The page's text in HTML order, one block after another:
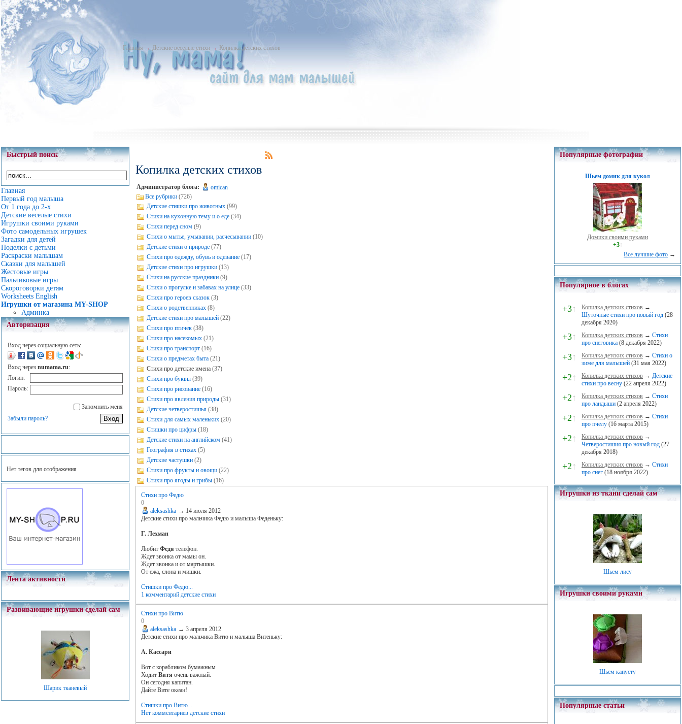
Главная → Детские веселые стихи → Копилка детских стихов
Быстрый поиск
Главная
Первый год малыша
От 1 года до 2-х
Детские веселые стихи
Игрушки своими руками
Фото самодельных игрушек
Загадки для детей
Поделки с детьми
Раскраски малышам
Сказки для малышей
Жестовые игры
Пальчиковые игры
Скороговорки детям
Worksheets English
Игрушки от магазина MY-SHOP
Админка
Авторизация
Вход через социальную сеть:
Вход через numama.ru:
Логин:
Пароль:
Запомнить меня
Забыли пароль?
Нет тегов для отображения
Лента активности
Развивающие игрушки сделай сам
Шарик тканевый
Копилка детских стихов
Администратор блога:
omican
Все рубрики (726)
Детские стишки про животных (99)
Стихи на кухонную тему и о еде (34)
Стихи перед сном (9)
Стихи о мытье, умывании, расчесывании (10)
Детские стихи о природе (77)
Стихи про одежду, обувь и одевание (17)
Детские стихи про игрушки (13)
Стихи на русские праздники (9)
Стихи о прогулке и забавах на улице (33)
Стихи про героев сказок (3)
Стихи о родственниках (8)
Детские стихи про малышей (22)
Стихи про птичек (38)
Стихи про насекомых (21)
Стихи про транспорт (16)
Стихи о предметах быта (21)
Стихи про детские имена(37)
Стихи про буквы (39)
Стихи про рисование (16)
Стихи про явления природы (31)
Детские четверостишья (38)
Стихи для самых маленьких (20)
Стишки про цифры (18)
Детские стихи на английском (41)
География в стихах (5)
Детские частушки (2)
Стихи про фрукты и овощи (22)
Стихи про ягоды и грибы (16)
Стихи про Федю
0
aleksashka → 14 июля 2012
Детские стихи про мальчика Федю и малыша Феденьку:
Г. Лехман
ЛюбитФедя телефон.
Ждет звонка от мамы он.
Ждет звонка и от мартышки.
От ежа, слона и мишки.
Стишки про Федю...
1 комментарий детские стихи
Стихи про Витю
0
aleksashka →3 апреля 2012
Детские стихи про мальчика Витю и малыша Витеньку:
А. Кассари
Вот с корабликом бумажным
ХодитВитя очень важный.
Он сегодня капитан.
Дайте Вите океан!
Стишки про Витю...
Нет комментариев детские стихи
Популярные фотографии
Шьем домик для кукол
Домики своими руками
+3↑
Все лучшие фото →
Популярное в блогах
+3↑ Копилка детских стихов →
Шуточные стихи про новый год (28
декабря 2020)
+3↑ Копилка детских стихов → Стихи
про снеговика (8 декабря 2022)
+3↑ Копилка детских стихов → Стихи о
зиме для малышей (31 мая 2022)
+2↑ Копилка детских стихов → Детские
стихи про весну (22 апреля 2022)
+2↑ Копилка детских стихов → Стихи
про ландыши (2 апреля 2022)
+2↑ Копилка детских стихов → Стихи
про пчелу (16 марта 2015)
+2↑ Копилка детских стихов →
Четверостишия про новый год (27
декабря 2018)
+2↑ Копилка детских стихов → Стихи
про снег (18 ноября 2022)
Игрушки из ткани сделай сам
Шьем лису
Игрушки своими руками
Шьем капусту
Популярные статьи